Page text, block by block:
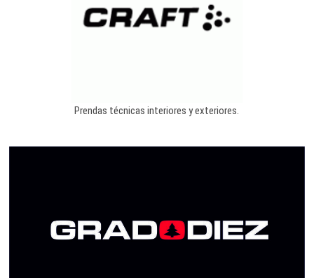
Prendas técnicas interiores y exteriores.